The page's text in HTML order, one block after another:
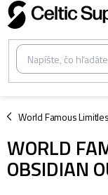
Prejsť
na
obsah
World Famous
/
WORLD
OBSIDIAN